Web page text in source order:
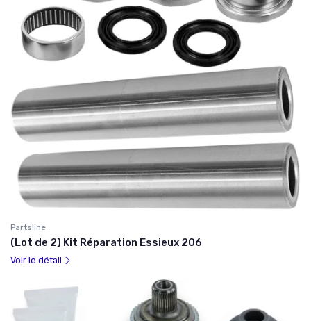
Partsline
(Lot de 2) Kit Réparation Essieux 206
Voir le détail